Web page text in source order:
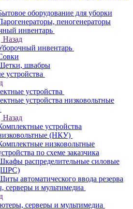
оборудование для уборки
пеногенераторы
инвентарь
Назад
инвентарь
швабры
устройства
устройства
устройства низковольтные
Назад
устройства
(НКУ)
низковольтные
по схеме заказчика
распределительные силовые
автоматического ввода резерва
серверы и мультимедиа
серверы и мультимедиа